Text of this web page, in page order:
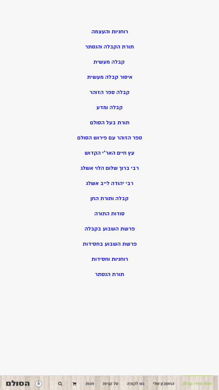
רוחניות והעצמה
תורת הקבלה והנסתר
קבלה מעשית
איסור קבלה מעשית
קבלה ספר הזוהר
קבלה ומדע
תורת בעל הסולם
ספר הזוהר עם פירוש הסולם
עץ חיים האר”י הקדוש
רבי ברוך שלום הלוי אשלג
רבי יהודה לייב אשלג
קבלה ותורת החן
סודות התורה
פרשת השבוע בקבלה
פרשת השבוע בחסידות
רוחניות וחסידות
תורת הנסתר